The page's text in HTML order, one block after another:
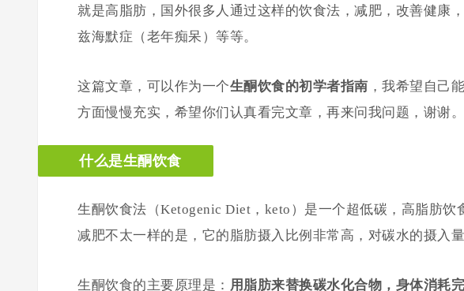
就是高脂肪，国外很多人通过这样的饮食法，减肥，改善健康，
兹海默症（老年痴呆）等等。
这篇文章，可以作为一个生酮饮食的初学者指南 ，我希望自己
方面慢慢充实，希望你们认真看完文章，再来问我问题，谢谢。
什么是生酮饮食
生酮饮食法（Ketogenic Diet，keto）是一个超低碳，高脂肪饮
减肥不太一样的是，它的脂肪摄入比例非常高，对碳水的摄入
生酮饮食的主要原理是： 用脂肪来替换碳水化合物，身体消耗